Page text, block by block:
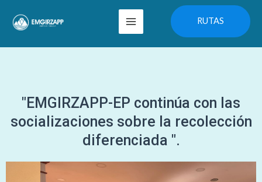
Main
Menu
RUTAS
"EMGIRZAPP-EP continúa con las
socializaciones sobre la recolección
diferenciada ".